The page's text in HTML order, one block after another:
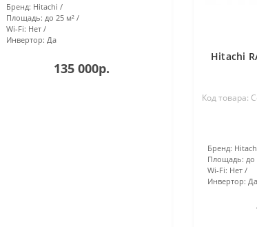
Бренд: Hitachi
Площадь: до 25 м²
Wi-Fi: Нет
Инвертор: Да
135 000р.
Hitachi
Код товара:
Бренд:
Площадь: до
Wi-Fi: Нет
Инвертор: Да